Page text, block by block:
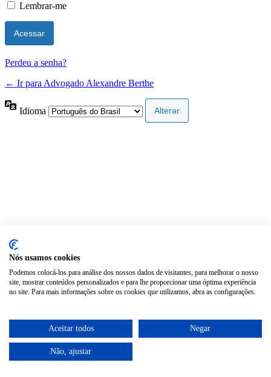
Lembrar-me
Perdeu a senha?
← Ir para Advogado Alexandre Berthe
Idioma
Nós usamos cookies
Podemos colocá-los para análise dos nossos dados de visitantes, para melhorar o nosso
site, mostrar conteúdos personalizados e para lhe proporcionar uma óptima experiência
no site. Para mais informações sobre os cookies que utilizamos, abra as configurações.
Aceitar todos Negar
Não, ajustar